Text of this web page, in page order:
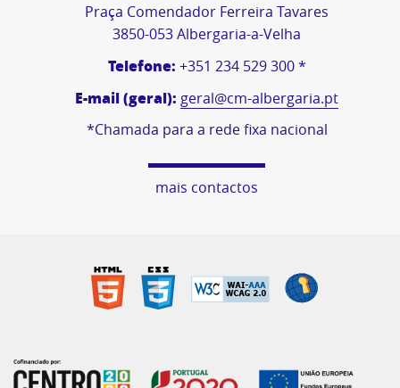
Praça Comendador Ferreira Tavares
3850-053 Albergaria-a-Velha
Telefone: +351 234 529 300 *
E-mail (geral): geral@cm-albergaria.pt
*Chamada para a rede fixa nacional
mais contactos